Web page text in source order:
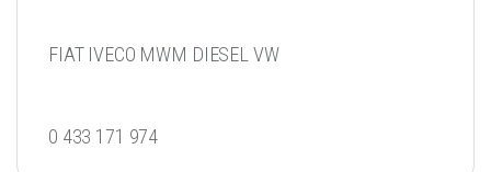
FIAT IVECO MWM DIESEL VW
0 433 171 974